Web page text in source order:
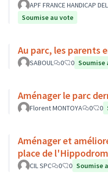
APF FRANCE HANDICAP
Soumise au vote
Au parc, les parents
SABOUL 0 0 Soumise
Aménager le parc
Florent MONTOYA 0 0
Aménager et
place de
CIL SPC 0 0 Soumise